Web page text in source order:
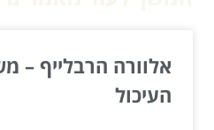
אלוורה הרבלייף –
העיכול